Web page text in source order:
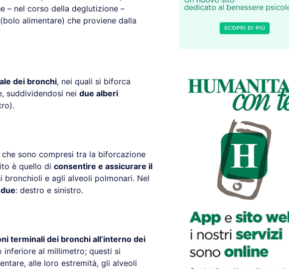
– nel corso della deglutizione –
alimentare) che proviene dalla
dei bronchi, nei quali si biforca
suddividendosi nei due alberi
sono compresi tra la biforcazione
è quello di consentire e assicurare il
e agli alveoli polmonari. Nel
: destro e sinistro.
terminali dei bronchi all’interno dei
al millimetro; questi si
alle loro estremità, gli alveoli